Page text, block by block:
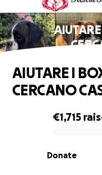
0% complete
€1,715
Donate
AIUTARE I
CERCANO